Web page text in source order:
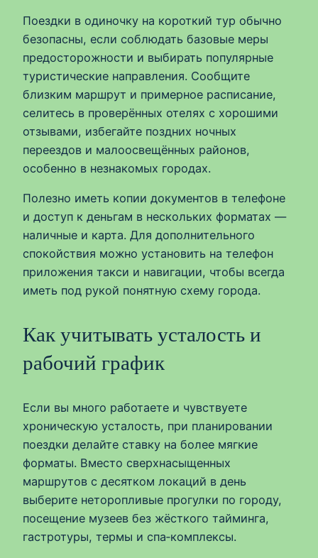
Поездки в одиночку на короткий тур обычно
безопасны, если соблюдать базовые меры
предосторожности и выбирать популярные
туристические направления. Сообщите
близким маршрут и примерное расписание,
селитесь в проверённых отелях с хорошими
отзывами, избегайте поздних ночных
переездов и малоосвещённых районов,
особенно в незнакомых городах.
Полезно иметь копии документов в телефоне
и доступ к деньгам в нескольких форматах —
наличные и карта. Для дополнительного
спокойствия можно установить на телефон
приложения такси и навигации, чтобы всегда
иметь под рукой понятную схему города.
Как учитывать усталость и
рабочий график
Если вы много работаете и чувствуете
хроническую усталость, при планировании
поездки делайте ставку на более мягкие
форматы. Вместо сверхнасыщенных
маршрутов с десятком локаций в день
выберите неторопливые прогулки по городу,
посещение музеев без жёсткого тайминга,
гастротуры, термы и спа‑комплексы.